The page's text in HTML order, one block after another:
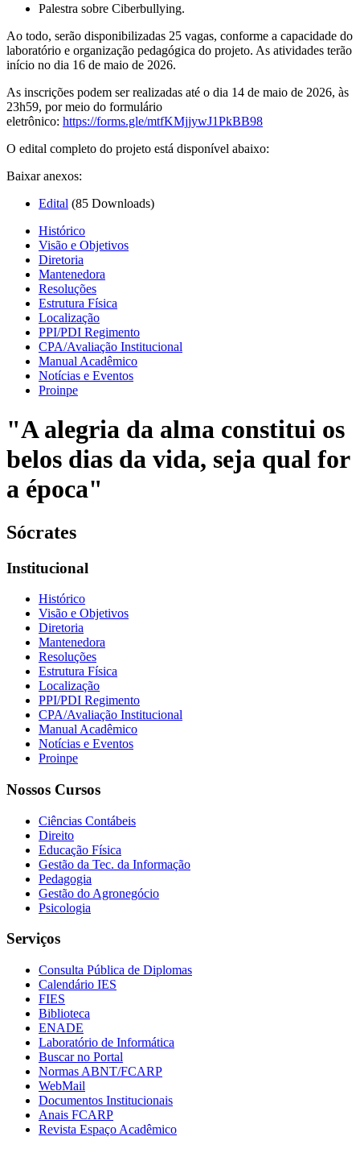
Palestra sobre Ciberbullying.
Ao todo, serão disponibilizadas 25 vagas, conforme a capacidade do
laboratório e organização pedagógica do projeto. As atividades terão
início no dia 16 de maio de 2026.
As inscrições podem ser realizadas até o dia 14 de maio de 2026, às
23h59, por meio do formulário
eletrônico: https://forms.gle/mtfKMjjywJ1PkBB98
O edital completo do projeto está disponível abaixo:
Baixar anexos:
Edital (85 Downloads)
Histórico
Visão e Objetivos
Diretoria
Mantenedora
Resoluções
Estrutura Física
Localização
PPI/PDI Regimento
CPA/Avaliação Institucional
Manual Acadêmico
Notícias e Eventos
Proinpe
"A alegria da alma constitui os
belos dias da vida, seja qual for
a época"
Sócrates
Institucional
Histórico
Visão e Objetivos
Diretoria
Mantenedora
Resoluções
Estrutura Física
Localização
PPI/PDI Regimento
CPA/Avaliação Institucional
Manual Acadêmico
Notícias e Eventos
Proinpe
Nossos Cursos
Ciências Contábeis
Direito
Educação Física
Gestão da Tec. da Informação
Pedagogia
Gestão do Agronegócio
Psicologia
Serviços
Consulta Pública de Diplomas
Calendário IES
FIES
Biblioteca
ENADE
Laboratório de Informática
Buscar no Portal
Normas ABNT/FCARP
WebMail
Documentos Institucionais
Anais FCARP
Revista Espaço Acadêmico